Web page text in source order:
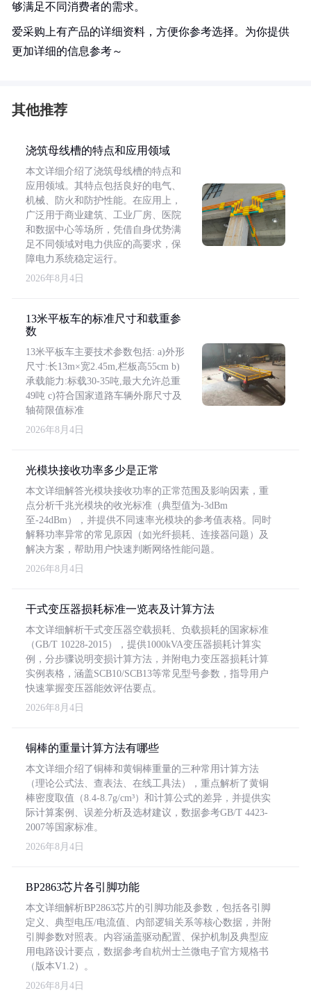
够满足不同消费者的需求。
爱采购上有产品的详细资料，方便你参考选择。为你提供
更加详细的信息参考～
其他推荐
浇筑母线槽的特点和应用领域
本文详细介绍了浇筑母线槽的特点和
应用领域。其特点包括良好的电气、
机械、防火和防护性能。在应用上，
广泛用于商业建筑、工业厂房、医院
和数据中心等场所，凭借自身优势满
足不同领域对电力供应的高要求，保
障电力系统稳定运行。
2026年8月4日
13米平板车的标准尺寸和载重参
数
13米平板车主要技术参数包括: a)外形
尺寸:长13m×宽2.45m,栏板高55cm b)
承载能力:标载30-35吨,最大允许总重
49吨 c)符合国家道路车辆外廓尺寸及
轴荷限值标准
2026年8月4日
光模块接收功率多少是正常
本文详细解答光模块接收功率的正常范围及影响因素，重
点分析千兆光模块的收光标准（典型值为-3dBm
至-24dBm），并提供不同速率光模块的参考值表格。同时
解释功率异常的常见原因（如光纤损耗、连接器问题）及
解决方案，帮助用户快速判断网络性能问题。
2026年8月4日
干式变压器损耗标准一览表及计算方法
本文详细解析干式变压器空载损耗、负载损耗的国家标准
（GB/T 10228-2015），提供1000kVA变压器损耗计算实
例，分步骤说明变损计算方法，并附电力变压器损耗计算
实例表格，涵盖SCB10/SCB13等常见型号参数，指导用户
快速掌握变压器能效评估要点。
2026年8月4日
铜棒的重量计算方法有哪些
本文详细介绍了铜棒和黄铜棒重量的三种常用计算方法
（理论公式法、查表法、在线工具法），重点解析了黄铜
棒密度取值（8.4-8.7g/cm³）和计算公式的差异，并提供实
际计算案例、误差分析及选材建议，数据参考GB/T 4423-
2007等国家标准。
2026年8月4日
BP2863芯片各引脚功能
本文详细解析BP2863芯片的引脚功能及参数，包括各引脚
定义、典型电压/电流值、内部逻辑关系等核心数据，并附
引脚参数对照表。内容涵盖驱动配置、保护机制及典型应
用电路设计要点，数据参考自杭州士兰微电子官方规格书
（版本V1.2）。
2026年8月4日